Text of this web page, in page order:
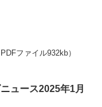
ファイル932kb）
ュース2025年1月